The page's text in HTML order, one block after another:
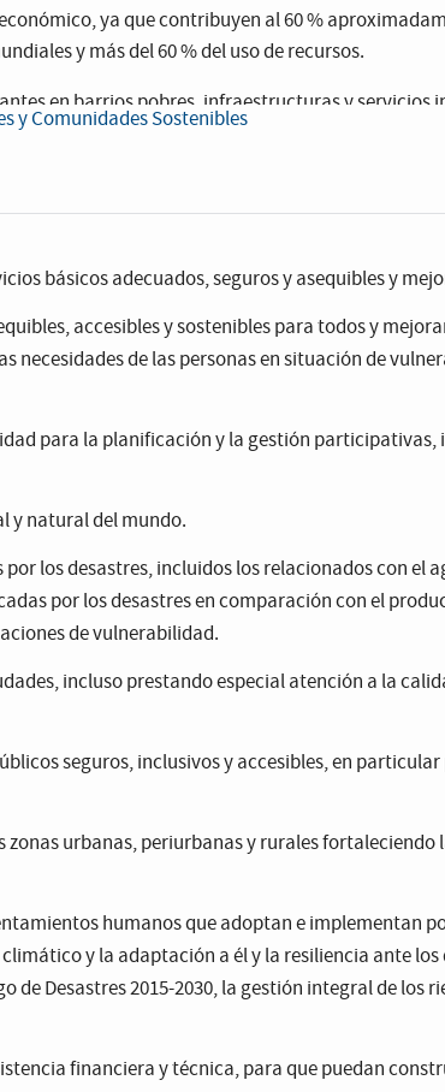
ya que contribuyen al 60 %
y más del 60 % del uso de recursos.
en barrios pobres, infraestructuras y servicios
lo cual está empeorando la
pobladas, especialmente para el mil millón
y las muertes podrían aumentar de manera
tenganacceso a alimentos.
y Comunidades Sostenibles
básicos adecuados, seguros y asequibles y
accesibles y sostenibles para todos y
de las personas en situación de
para la planificación y la gestión participativas,
y natural del mundo.
los desastres, incluidos los relacionados con el
por los desastres en comparación con el
de vulnerabilidad.
incluso prestando especial atención a la
seguros, inclusivos y accesibles, en
urbanas, periurbanas y rurales
humanos que adoptan e implementan
y la adaptación a él y la resiliencia ante
Desastres 2015-2030, la gestión integral de los
financiera y técnica, para que puedan